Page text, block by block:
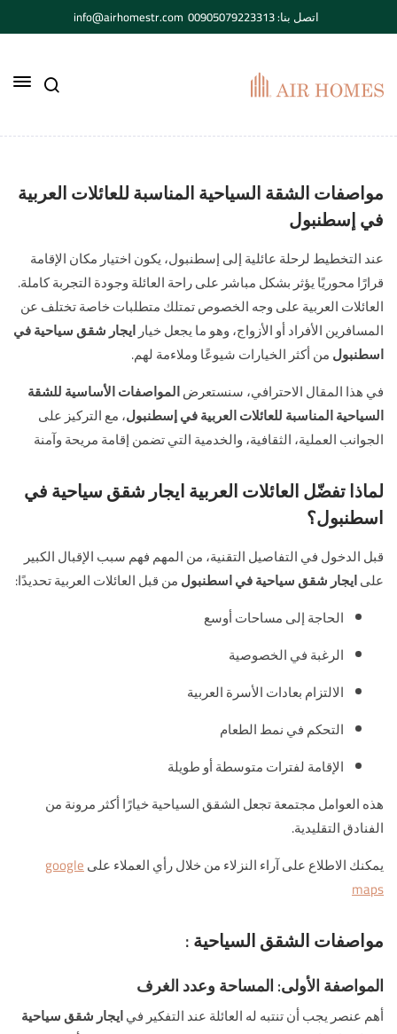
اتصل بنا: 00905079223313 info@airhomestr.com
مواصفات الشقة السياحية المناسبة للعائلات العربية
في إسطنبول
عند التخطيط لرحلة عائلية إلى إسطنبول، يكون اختيار مكان الإقامة
قرارًا محوريًا يؤثر بشكل مباشر على راحة العائلة وجودة التجربة كاملة.
العائلات العربية على وجه الخصوص تمتلك متطلبات خاصة تختلف عن
المسافرين الأفراد أو الأزواج، وهو ما يجعل خيارايجار شقق سياحية في
اسطنبولمن أكثر الخيارات شيوعًا وملاءمة لهم.
في هذا المقال الاحترافي، سنستعرضالمواصفات الأساسية للشقة
السياحية المناسبة للعائلات العربية في إسطنبول، مع التركيز على
الجوانب العملية، الثقافية، والخدمية التي تضمن إقامة مريحة وآمنة
لماذا تفضّل العائلات العربية ايجار شقق سياحية في
اسطنبول؟
قبل الدخول في التفاصيل التقنية، من المهم فهم سبب الإقبال الكبير
علىايجار شقق سياحية في اسطنبولمن قبل العائلات العربية تحديدًا:
الحاجة إلى مساحات أوسع
الرغبة في الخصوصية
الالتزام بعادات الأسرة العربية
التحكم في نمط الطعام
الإقامة لفترات متوسطة أو طويلة
هذه العوامل مجتمعة تجعل الشقق السياحية خيارًا أكثر مرونة من
الفنادق التقليدية.
يمكنك الاطلاع على آراء النزلاء من خلال رأي العملاء علىgoogle
maps
مواصفات الشقق السياحية :
المواصفة الأولى: المساحة وعدد الغرف
أهم عنصر يجب أن تنتبه له العائلة عند التفكير فيايجار شقق سياحية